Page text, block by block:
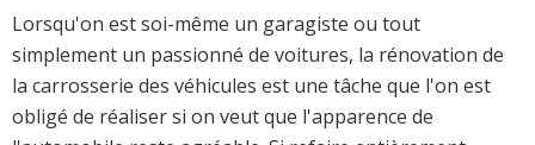
Lorsqu'on est soi-même un garagiste ou tout
simplement un passionné de voitures, la rénovation de
la carrosserie des véhicules est une tâche que l'on est
obligé de réaliser si on veut que l'apparence de